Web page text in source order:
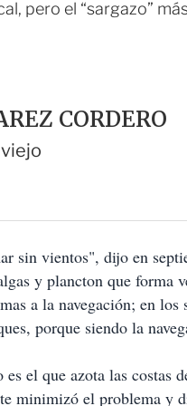
pero el “sargazo”
CORDERO
sin vientos", dijo en
y plancton que forma
a la navegación; en
porque siendo la
el que azota las costas
minimizó el problema y